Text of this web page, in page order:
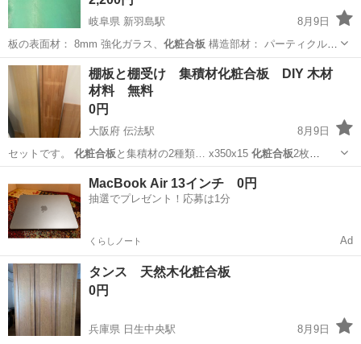
岐阜県 新羽島駅
8月9日
板の表面材： 8mm 強化ガラス、 化粧合板 構造部材： パーティクルボ
ード 原…
岐阜 羽島市 新羽島駅 テーブル
棚板と棚受け 集積材化粧合板 DIY 木材
材料 無料
0円
大阪府 伝法駅
8月9日
セットです。 化粧合板 と集積材の2種類… x350x15 化粧合板2枚
1200… x350x15化粧合板 2枚 182…
MacBook Air 13インチ 0円
抽選でプレゼント！応募は1分
くらしノート Ad
タンス 天然木化粧合板
0円
兵庫県 日生中央駅
8月9日